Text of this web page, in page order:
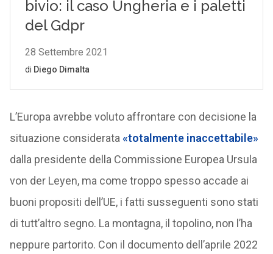
L’Europa avrebbe voluto affrontare con decisione la
situazione considerata «totalmente inaccettabile»
dalla presidente della Commissione Europea Ursula
von der Leyen, ma come troppo spesso accade ai
buoni propositi dell’UE, i fatti susseguenti sono stati
di tutt’altro segno. La montagna, il topolino, non l’ha
neppure partorito. Con il documento dell’aprile 2022